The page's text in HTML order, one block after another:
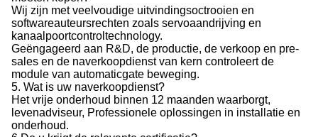
Wij zijn met veelvoudige uitvindingsoctrooien en
softwareauteursrechten zoals servoaandrijving en
kanaalpoortcontroltechnology.
Geëngageerd aan R&D, de productie, de verkoop en pre-
sales en de naverkoopdienst van kern controleert de
module van automaticgate beweging.
5. Wat is uw naverkoopdienst?
Het vrije onderhoud binnen 12 maanden waarborgt,
levenadviseur, Professionele oplossingen in installatie en
onderhoud.